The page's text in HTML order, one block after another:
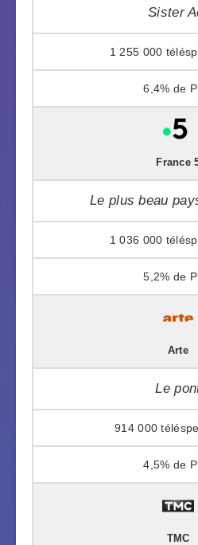
Sister
1 255 000
6,4%
France
Le plus beau
1 036 000
5,2%
Arte
Le
914 000
4,5%
TMC